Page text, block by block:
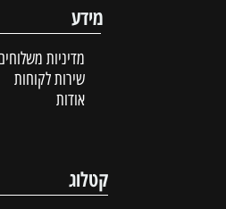
מידע
מדיניות משלוחים
שירות לקוחות
אודות
קטלוג